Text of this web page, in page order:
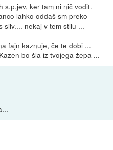
s.p.jev, ker tam ni nič vodit.
lahko oddaš sm preko
silv.... nekaj v tem stilu ...
fajn kaznuje, če te dobi ...
bo šla iz tvojega žepa ...